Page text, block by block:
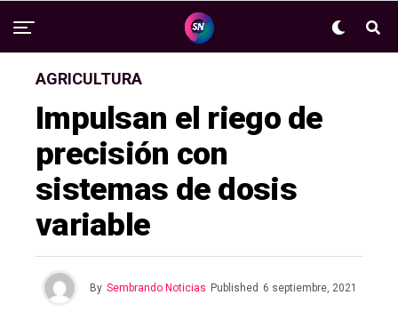
AGRICULTURA
Impulsan el riego de
precisión con
sistemas de dosis
variable
By Sembrando Noticias Published 6 septiembre, 2021